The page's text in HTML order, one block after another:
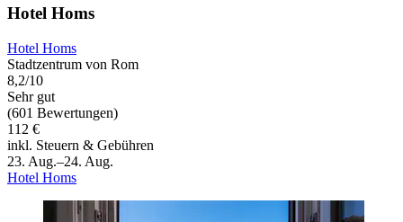
Hotel Homs
Hotel Homs
Stadtzentrum von Rom
8,2/10
Sehr gut
(601 Bewertungen)
112 €
inkl. Steuern & Gebühren
23. Aug.–24. Aug.
Hotel Homs